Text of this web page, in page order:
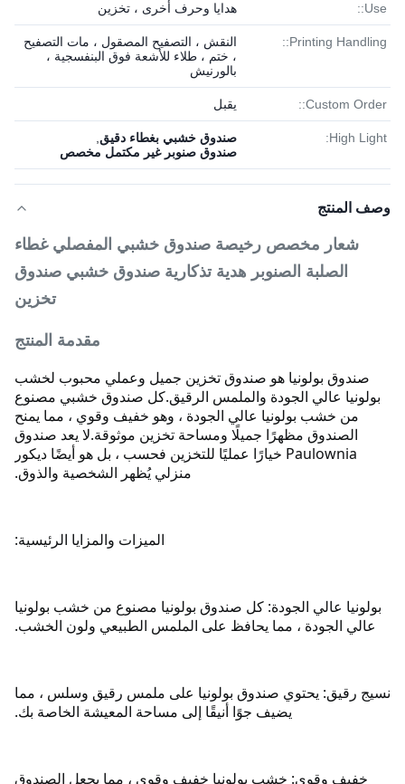
Use:: هدايا وحرف أخرى ، تخزين
Printing Handling::
النقش ، التصفيح المصقول ، مات التصفيح
، ختم ، طلاء للأشعة فوق البنفسجية ،
بالورنيش
Custom Order:: يقبل
High Light: صندوق خشبي بغطاء دقيق
صندوق صنوبر غير مكتمل مخصص
وصف المنتج
شعار مخصص رخيصة صندوق خشبي المفصلي غطاء
الصلبة الصنوبر هدية تذكارية صندوق خشبي صندوق
تخزين
مقدمة المنتج
صندوق بولونيا هو صندوق تخزين جميل وعملي محبوب لخشب
بولونيا عالي الجودة والملمس الرقيق.كل صندوق خشبي مصنوع
من خشب بولونيا عالي الجودة ، وهو خفيف وقوي ، مما يمنح
الصندوق مظهرًا جميلًا ومساحة تخزين موثوقة.لا يعد صندوق
Paulownia خيارًا عمليًا للتخزين فحسب ، بل هو أيضًا ديكور
منزلي يُظهر الشخصية والذوق.
الميزات والمزايا الرئيسية:
بولونيا عالي الجودة: كل صندوق بولونيا مصنوع من خشب بولونيا
عالي الجودة ، مما يحافظ على الملمس الطبيعي ولون الخشب.
نسيج رقيق: يحتوي صندوق بولونيا على ملمس رقيق وسلس ، مما
يضيف جوًا أنيقًا إلى مساحة المعيشة الخاصة بك.
خفيف وقوي: خشب بولونيا خفيف وقوي ، مما يجعل الصندوق